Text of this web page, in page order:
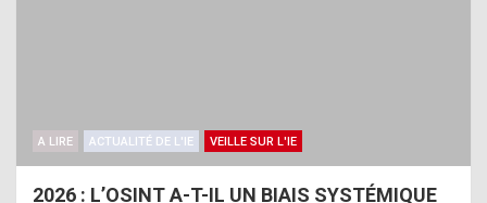
A LIRE ACTUALITÉ DE L'IE VEILLE SUR L'IE
2026 : L’OSINT A-T-IL UN BIAIS SYSTÉMIQUE